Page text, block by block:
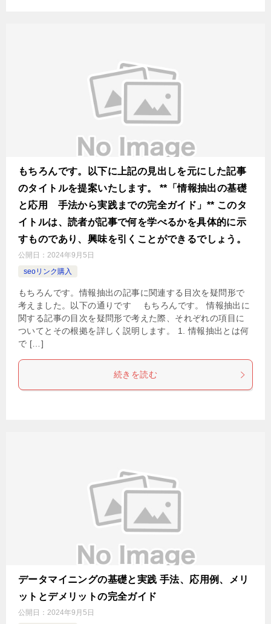
もちろんです。以下に上記の見出しを元にした記事
のタイトルを提案いたします。 **「情報抽出の基礎
と応用 手法から実践までの完全ガイド」** このタ
イトルは、読者が記事で何を学べるかを具体的に示
すものであり、興味を引くことができるでしょう。
公開日： 2024年9月5日
seoリンク購入
もちろんです。情報抽出の記事に関連する目次を疑問形で
考えました。以下の通りです もちろんです。 情報抽出に
関する記事の目次を疑問形で考えた際、それぞれの項目に
ついてとその根拠を詳しく説明します。 1. 情報抽出とは何
で […]
続きを読む
データマイニングの基礎と実践 手法、応用例、メリ
ットとデメリットの完全ガイド
公開日： 2024年9月5日